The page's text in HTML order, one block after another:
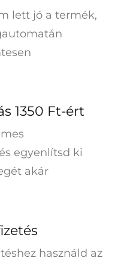
lett jó a termék,
1350 Ft-ért
egyenlítsd ki
akár
használd az